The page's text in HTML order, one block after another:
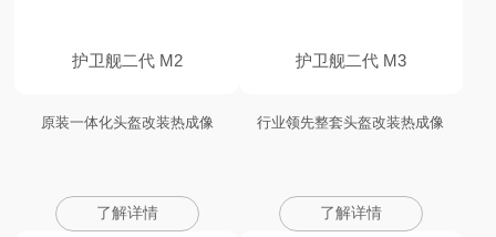
护卫舰二代 M2
原装一体化头盔改装热成像
了解详情
护卫舰二代 M3
行业领先整套头盔改装热成像
了解详情